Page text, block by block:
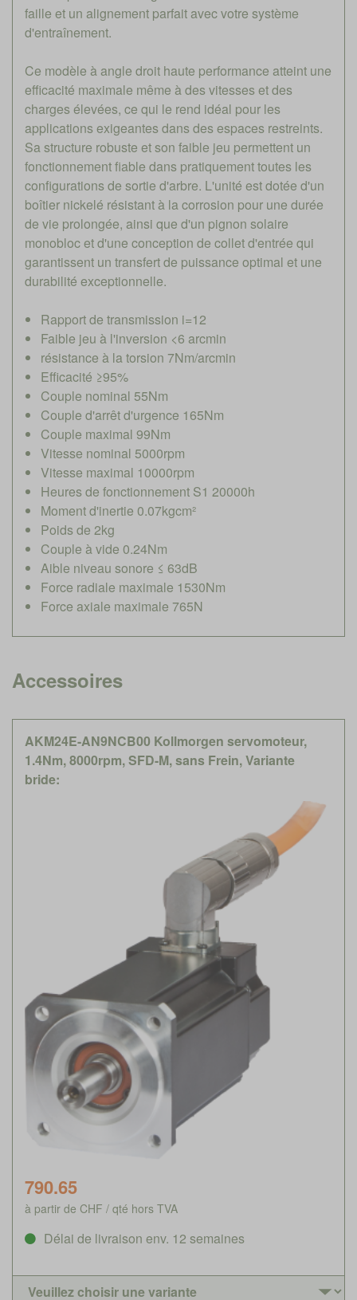
faille et un alignement parfait avec votre système
d'entraînement.
Ce modèle à angle droit haute performance atteint une
efficacité maximale même à des vitesses et des
charges élevées, ce qui le rend idéal pour les
applications exigeantes dans des espaces restreints.
Sa structure robuste et son faible jeu permettent un
fonctionnement fiable dans pratiquement toutes les
configurations de sortie d'arbre. L'unité est dotée d'un
boîtier nickelé résistant à la corrosion pour une durée
de vie prolongée, ainsi que d'un pignon solaire
monobloc et d'une conception de collet d'entrée qui
garantissent un transfert de puissance optimal et une
durabilité exceptionnelle.
Rapport de transmission i=12
Faible jeu à l'inversion <6 arcmin
résistance à la torsion 7Nm/arcmin
Efficacité ≥95%
Couple nominal 55Nm
Couple d'arrêt d'urgence 165Nm
Couple maximal 99Nm
Vitesse nominal 5000rpm
Vitesse maximal 10000rpm
Heures de fonctionnement S1 20000h
Moment d'inertie 0.07kgcm²
Poids de 2kg
Couple à vide 0.24Nm
Aible niveau sonore ≤ 63dB
Force radiale maximale 1530Nm
Force axiale maximale 765N
Accessoires
AKM24E-AN9NCB00 Kollmorgen servomoteur,
1.4Nm, 8000rpm, SFD-M, sans Frein, Variante
bride:
790.65
à partir de CHF / qté hors TVA
Délai de livraison env. 12 semaines